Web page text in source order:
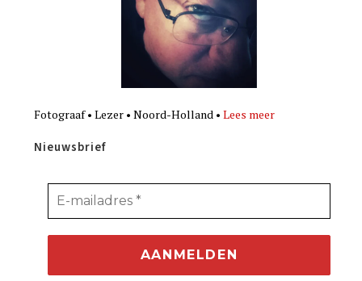
Fotograaf • Lezer • Noord-Holland •Lees meer
Nieuwsbrief